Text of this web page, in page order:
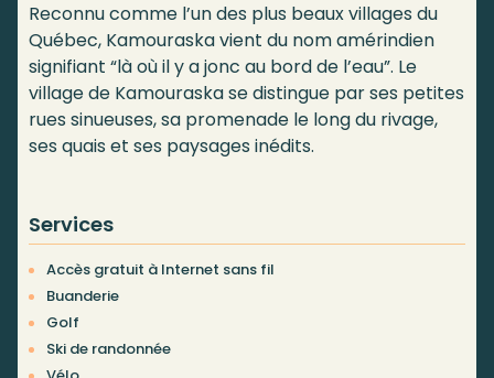
Reconnu comme l’un des plus beaux villages du
Québec, Kamouraska vient du nom amérindien
signifiant “là où il y a jonc au bord de l’eau”. Le
village de Kamouraska se distingue par ses petites
rues sinueuses, sa promenade le long du rivage,
ses quais et ses paysages inédits.
Services
Accès gratuit à Internet sans fil
Buanderie
Golf
Ski de randonnée